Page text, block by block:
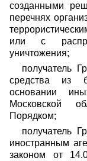
созданными
перечнях
или с
уничтожения;
получатель
средства из
основании
Московской
Порядком;
получатель
иностранным
законом от